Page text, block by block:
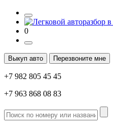
0
Выкуп авто Перезвоните мне
+7 982 805 45 45
+7 963 868 08 83